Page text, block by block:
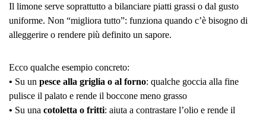
Il limone serve soprattutto a bilanciare piatti grassi o dal gusto
uniforme. Non “migliora tutto”: funziona quando c’è bisogno di
alleggerire o rendere più definito un sapore.
Ecco qualche esempio concreto:
• Su un pesce alla griglia o al forno: qualche goccia alla fine
pulisce il palato e rende il boccone meno grasso
• Su una cotoletta o fritti: aiuta a contrastare l’olio e rende il